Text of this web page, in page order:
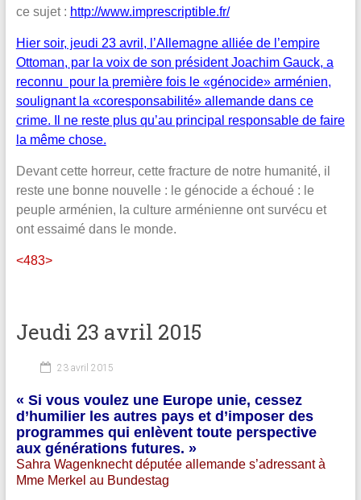
ce sujet : http://www.imprescriptible.fr/
Hier soir, jeudi 23 avril, l’Allemagne alliée de l’empire
Ottoman, par la voix de son président Joachim Gauck, a
reconnu pour la première fois le «génocide» arménien,
soulignant la «coresponsabilité» allemande dans ce
crime. Il ne reste plus qu’au principal responsable de faire
la même chose.
Devant cette horreur, cette fracture de notre humanité, il
reste une bonne nouvelle : le génocide a échoué : le
peuple arménien, la culture arménienne ont survécu et
ont essaimé dans le monde.
<483>
Jeudi 23 avril 2015
23 avril 2015
« Si vous voulez une Europe unie, cessez
d’humilier les autres pays et d’imposer des
programmes qui enlèvent toute perspective
aux générations futures. »
Sahra Wagenknecht députée allemande s’adressant à
Mme Merkel au Bundestag